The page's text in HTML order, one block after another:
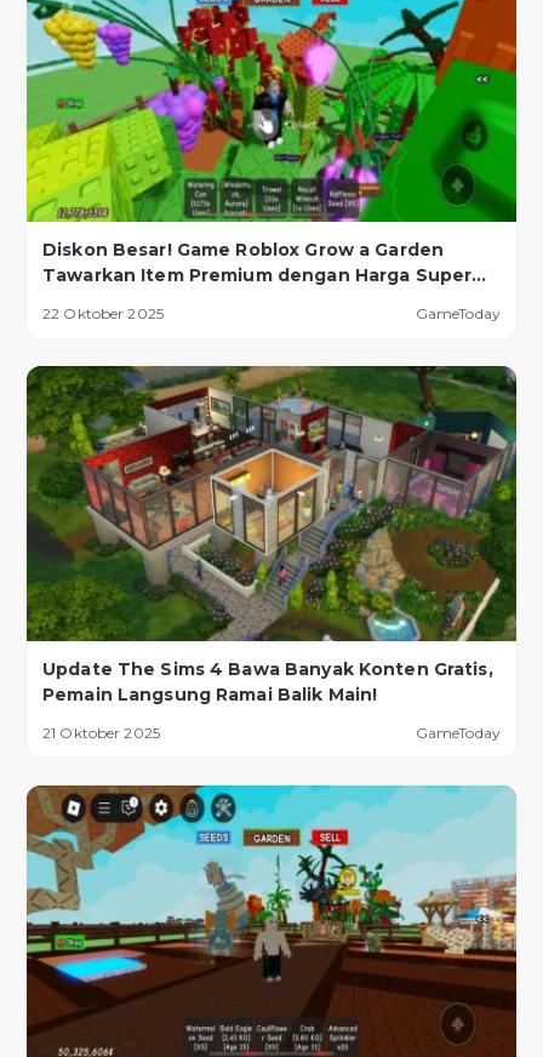
Diskon Besar! Game Roblox Grow a Garden
Tawarkan Item Premium dengan Harga Super
22 Oktober 2025 GameToday
Update The Sims 4 Bawa Banyak Konten Gratis,
Pemain Langsung Ramai Balik Main!
21 Oktober 2025 GameToday